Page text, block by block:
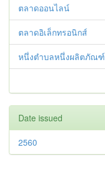
ตลาดออนไลน์
ตลาดอิเล็กทรอนิกส์
หนึ่งตำบลหนึ่งผลิตภัณฑ์
Date issued
2560